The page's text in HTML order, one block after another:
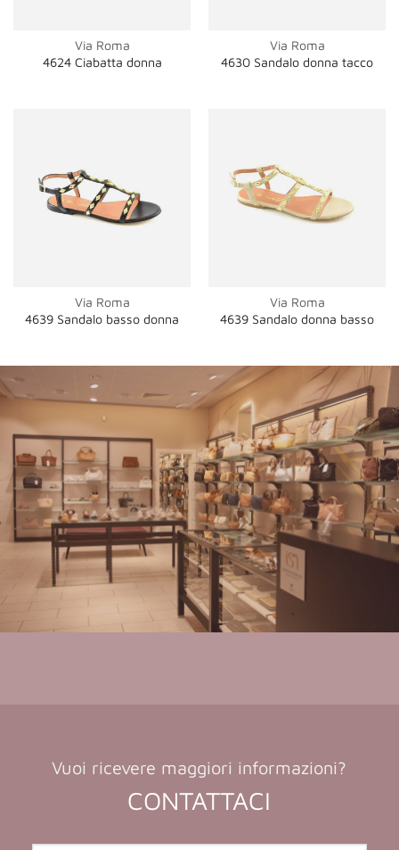
Via Roma
4624 Ciabatta donna
Via Roma
4630 Sandalo donna tacco
Via Roma
4639 Sandalo basso donna
Via Roma
4639 Sandalo donna basso
Vuoi ricevere maggiori informazioni?
CONTATTACI